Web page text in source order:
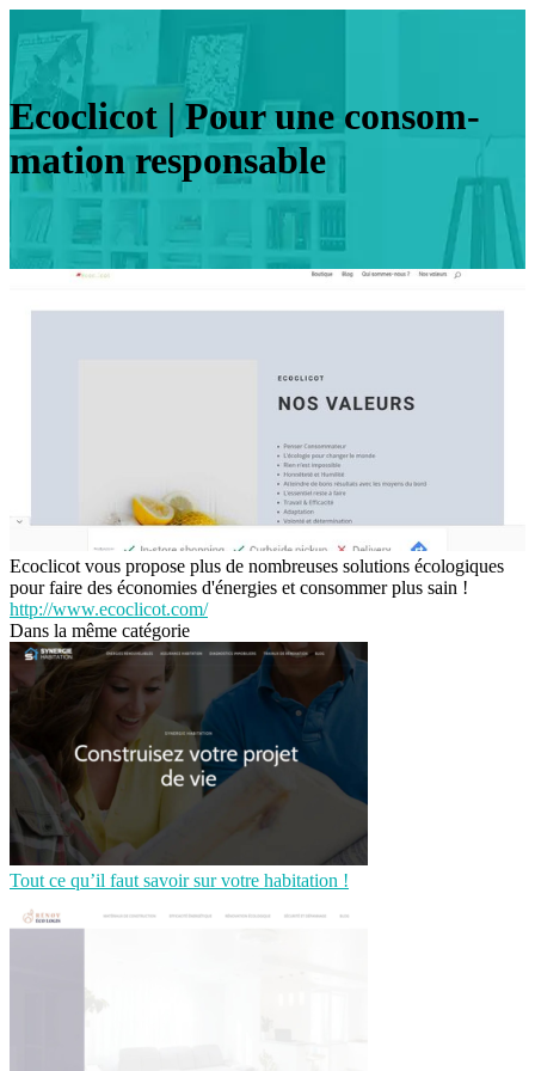
Ecoclicot | Pour une con­som­
ma­tion responsable
Ecoclicot vous propose plus de nombreuses solutions écologiques
pour faire des économies d'énergies et consommer plus sain !
http://www.ecoclicot.com/
Dans la même catégorie
Tout ce qu’il faut savoir sur votre habitation !